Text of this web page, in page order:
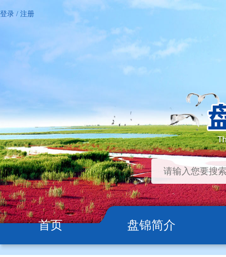
登录 / 注册
首页 盘锦简介